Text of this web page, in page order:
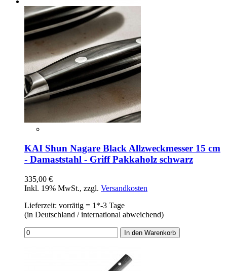
KAI Shun Nagare Black Allzweckmesser 15 cm
- Damaststahl - Griff Pakkaholz schwarz
335,00 €
Inkl. 19% MwSt., zzgl. Versandkosten
Lieferzeit: vorrätig = 1*-3 Tage
(in Deutschland / international abweichend)
In den Warenkorb